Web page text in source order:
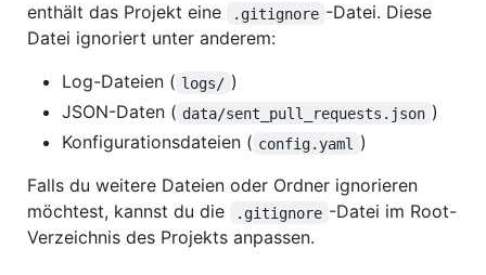
enthält das Projekt eine
.gitignore -Datei. Diese
Datei ignoriert unter anderem:
Log-Dateien ( logs/ )
JSON-Daten ( data/sent_pull_requests.json )
Konfigurationsdateien ( config.yaml
)
Falls du weitere Dateien oder Ordner ignorieren
möchtest, kannst du die
.gitignore -Datei im Root-
Verzeichnis des Projekts anpassen.